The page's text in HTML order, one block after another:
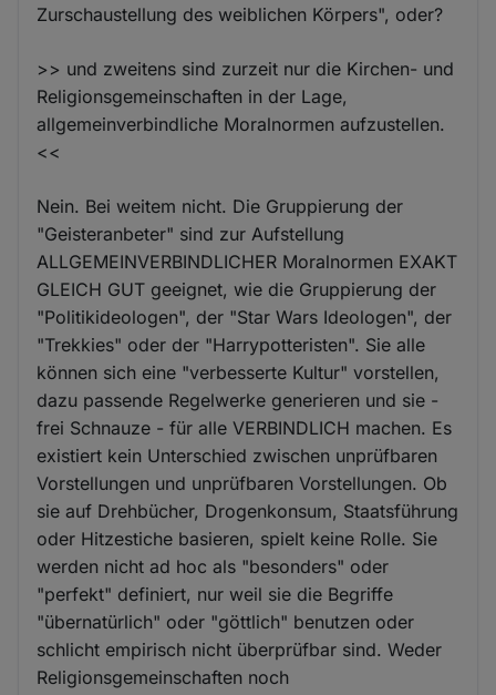
Zurschaustellung des weiblichen Körpers", oder?
>> und zweitens sind zurzeit nur die Kirchen- und
Religionsgemeinschaften in der Lage,
allgemeinverbindliche Moralnormen aufzustellen.
<<
Nein. Bei weitem nicht. Die Gruppierung der
"Geisteranbeter" sind zur Aufstellung
ALLGEMEINVERBINDLICHER Moralnormen EXAKT
GLEICH GUT geeignet, wie die Gruppierung der
"Politikideologen", der "Star Wars Ideologen", der
"Trekkies" oder der "Harrypotteristen". Sie alle
können sich eine "verbesserte Kultur" vorstellen,
dazu passende Regelwerke generieren und sie -
frei Schnauze - für alle VERBINDLICH machen. Es
existiert kein Unterschied zwischen unprüfbaren
Vorstellungen und unprüfbaren Vorstellungen. Ob
sie auf Drehbücher, Drogenkonsum, Staatsführung
oder Hitzestiche basieren, spielt keine Rolle. Sie
werden nicht ad hoc als "besonders" oder
"perfekt" definiert, nur weil sie die Begriffe
"übernatürlich" oder "göttlich" benutzen oder
schlicht empirisch nicht überprüfbar sind. Weder
Religionsgemeinschaften noch